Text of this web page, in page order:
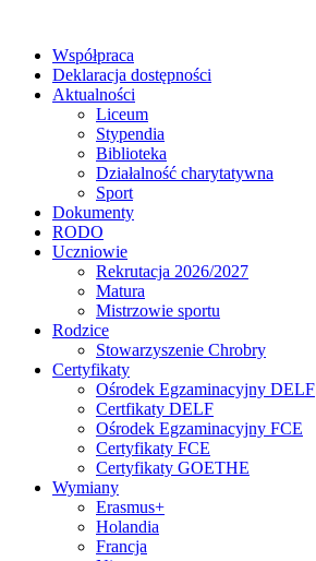
Współpraca
Deklaracja dostępności
Aktualności
Liceum
Stypendia
Biblioteka
Działalność charytatywna
Sport
Dokumenty
RODO
Uczniowie
Rekrutacja 2026/2027
Matura
Mistrzowie sportu
Rodzice
Stowarzyszenie Chrobry
Certyfikaty
Ośrodek Egzaminacyjny DELF
Certfikaty DELF
Ośrodek Egzaminacyjny FCE
Certyfikaty FCE
Certyfikaty GOETHE
Wymiany
Erasmus+
Holandia
Francja